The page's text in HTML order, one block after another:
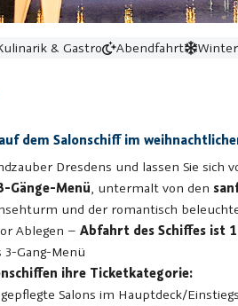
& Gastro Abendfahrt
dem Salonschiff im
Dresdens und lassen Sie
Gänge-Menü, untermalt von den
und der romantisch
Ablegen –Abfahrt des Schiffes ist
Gang-Menü
ihre Ticketkategorie:
Salons im Hauptdeck/